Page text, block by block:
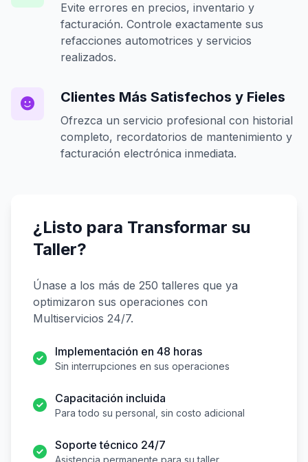
Evite errores en precios, inventario y
facturación. Controle exactamente sus
refacciones automotrices y servicios
realizados.
Clientes Más Satisfechos y Fieles
Ofrezca un servicio profesional con historial
completo, recordatorios de mantenimiento y
facturación electrónica inmediata.
¿Listo para Transformar su
Taller?
Únase a los más de 250 talleres que ya
optimizaron sus operaciones con
Multiservicios 24/7.
Implementación en 48 horas
Sin interrupciones en sus operaciones
Capacitación incluida
Para todo su personal, sin costo adicional
Soporte técnico 24/7
Asistencia permanente para su taller